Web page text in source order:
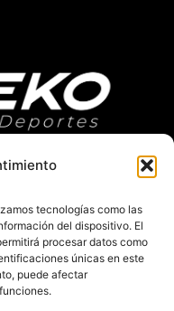
tecnologías como las
del dispositivo. El
procesar datos como
únicas en este
puede afectar
EUROPEAS
FÚTBOL INTERNACIONAL
DE PRIVACIDAD